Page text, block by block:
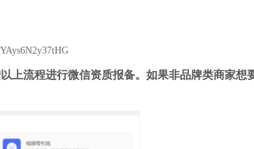
上流程进行微信资质报备。如果非品牌类商家想